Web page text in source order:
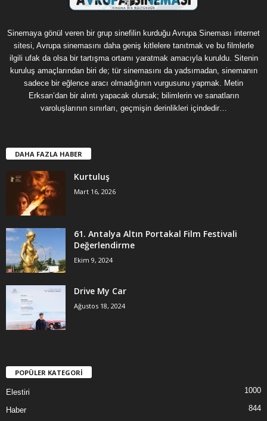
Sinemaya gönül veren bir grup sinefilin kurduğu Avrupa Sineması internet
sitesi, Avrupa sinemasını daha geniş kitlelere tanıtmak ve bu filmlerle
ilgili ufak da olsa bir tartışma ortamı yaratmak amacıyla kuruldu. Sitenin
kuruluş amaçlarından biri de; tür sinemasını da yadsımadan, sinemanın
sadece bir eğlence aracı olmadığının vurgusunu yapmak. Metin
Erksan’dan bir alıntı yapacak olursak; bilimlerin ve sanatların
varoluşlarının sınırları, geçmişin derinlikleri içindedir…
DAHA FAZLA HABER
Kurtuluş
Mart 16, 2026
61. Antalya Altın Portakal Film Festivali
Değerlendirme
Ekim 9, 2024
Drive My Car
Ağustos 18, 2024
POPÜLER KATEGORİ
Elestiri 1000
Haber 844